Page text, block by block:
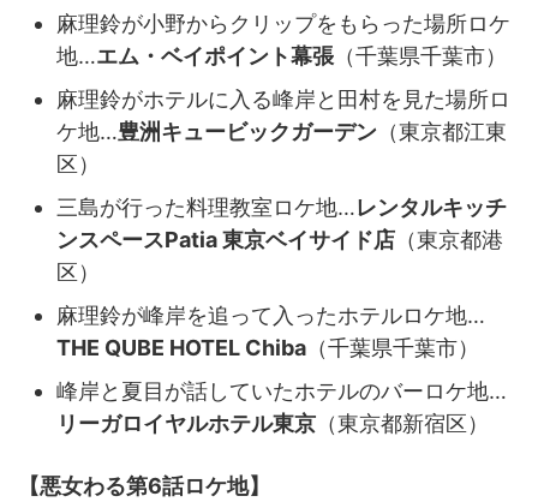
麻理鈴が小野からクリップをもらった場所ロケ
地…エム・ベイポイント幕張 （千葉県千葉市）
麻理鈴がホテルに入る峰岸と田村を見た場所ロ
ケ地…豊洲キュービックガーデン （東京都江東
区）
三島が行った料理教室ロケ地…レンタルキッチ
ンスペースPatia 東京ベイサイド店 （東京都港
区）
麻理鈴が峰岸を追って入ったホテルロケ地…
THE QUBE HOTEL Chiba （千葉県千葉市）
峰岸と夏目が話していたホテルのバーロケ地…
リーガロイヤルホテル東京 （東京都新宿区）
【悪女わる第6話ロケ地】